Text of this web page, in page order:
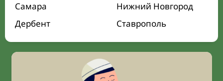
Самара
Нижний Новгород
Дербент
Ставрополь